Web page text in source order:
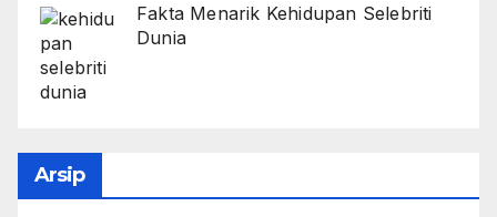
Fakta Menarik Kehidupan Selebriti
Dunia
Arsip